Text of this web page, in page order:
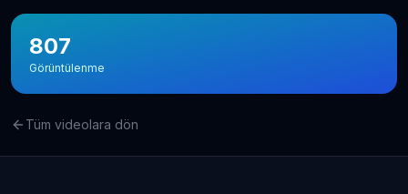
807
Görüntülenme
Tüm videolara dön